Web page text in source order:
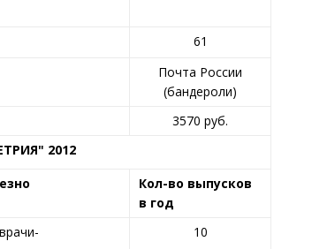
61
Почта России
(бандероли)
3570 руб.
2012
Кол-во выпусков
в год
10